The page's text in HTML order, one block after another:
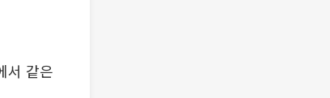
서 같은